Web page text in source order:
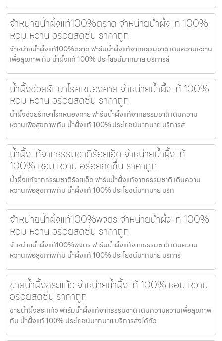
จำหน่ายน้ำผึ้งแท้100%ตราด จำหน่ายน้ำผึ้งแท้ 100%
หอม หวาน อร่อยสดชื่น ราคาถูก
จำหน่ายน้ำผึ้งแท้100%ตราด ฟาร์มน้ำผึ้งแท้จากธรรมชาติ เติมความหวาน
เพื่อสุขภาพ กับ น้ำผึ้งแท้ 100% ประโยชน์มากมาย บริการส่
น้ำผึ้งช่วยรักษาโรคหนองคาย จำหน่ายน้ำผึ้งแท้ 100%
หอม หวาน อร่อยสดชื่น ราคาถูก
น้ำผึ้งช่วยรักษาโรคหนองคาย ฟาร์มน้ำผึ้งแท้จากธรรมชาติ เติมความ
หวานเพื่อสุขภาพ กับ น้ำผึ้งแท้ 100% ประโยชน์มากมาย บริการส
น้ำผึ้งแท้จากธรรมชาติร้อยเอ็ด จำหน่ายน้ำผึ้งแท้
100% หอม หวาน อร่อยสดชื่น ราคาถูก
น้ำผึ้งแท้จากธรรมชาติร้อยเอ็ด ฟาร์มน้ำผึ้งแท้จากธรรมชาติ เติมความ
หวานเพื่อสุขภาพ กับ น้ำผึ้งแท้ 100% ประโยชน์มากมาย บริก
จำหน่ายน้ำผึ้งแท้100%พิจิตร จำหน่ายน้ำผึ้งแท้ 100%
หอม หวาน อร่อยสดชื่น ราคาถูก
จำหน่ายน้ำผึ้งแท้100%พิจิตร ฟาร์มน้ำผึ้งแท้จากธรรมชาติ เติมความ
หวานเพื่อสุขภาพ กับ น้ำผึ้งแท้ 100% ประโยชน์มากมาย บริการ
ขายน้ำผึ้งสระแก้ว จำหน่ายน้ำผึ้งแท้ 100% หอม หวาน
อร่อยสดชื่น ราคาถูก
ขายน้ำผึ้งสระแก้ว ฟาร์มน้ำผึ้งแท้จากธรรมชาติ เติมความหวานเพื่อสุขภาพ
กับ น้ำผึ้งแท้ 100% ประโยชน์มากมาย บริการส่งได้ทั่ว